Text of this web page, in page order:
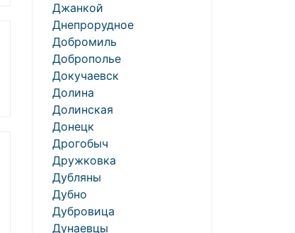
Джанкой
Днепрорудное
Добромиль
Доброполье
Докучаевск
Долина
Долинская
Донецк
Дрогобыч
Дружковка
Дубляны
Дубно
Дубровица
Дунаевцы